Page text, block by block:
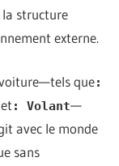
structure
externe.
que:
: Volant—
avec le monde
sans